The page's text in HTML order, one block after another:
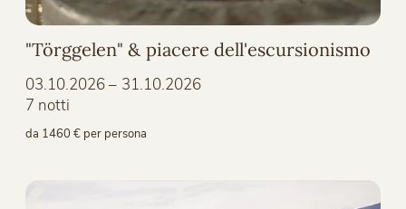
"Törggelen" & piacere dell'escursionismo
03.10.2026 – 31.10.2026
7 notti
da 1460 € per persona